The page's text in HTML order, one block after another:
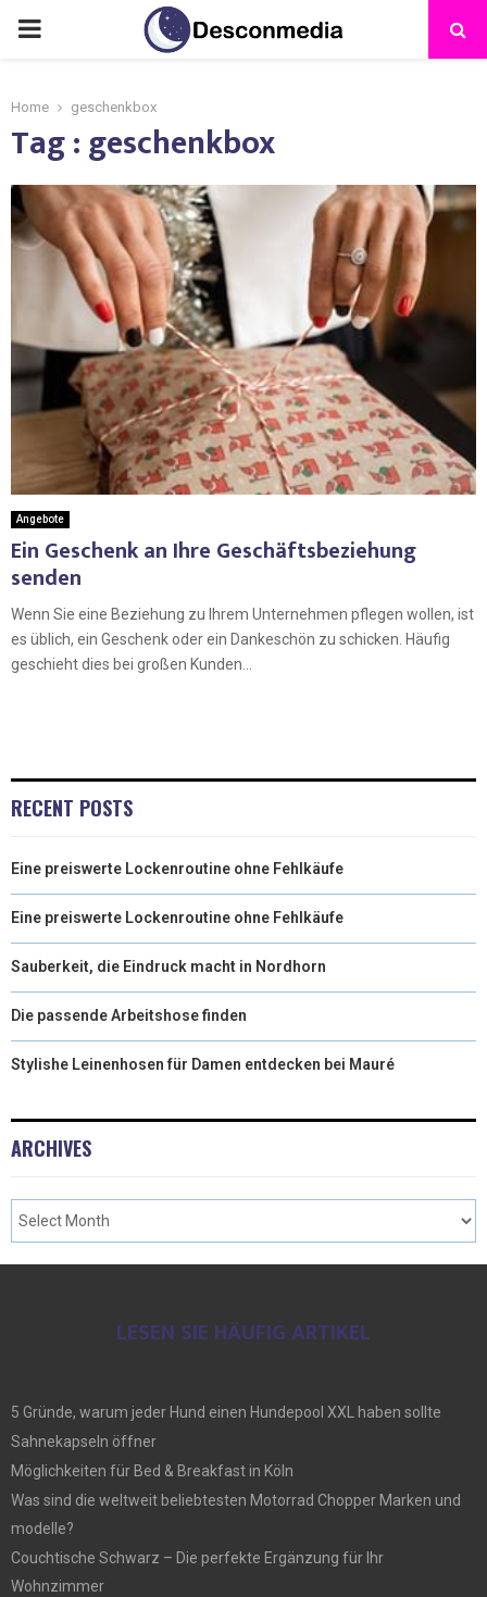
Home geschenkbox
Tag : geschenkbox
Angebote
Ein Geschenk an Ihre Geschäftsbeziehung
senden
Wenn Sie eine Beziehung zu Ihrem Unternehmen pflegen wollen, ist
es üblich, ein Geschenk oder ein Dankeschön zu schicken. Häufig
geschieht dies bei großen Kunden...
RECENT POSTS
Eine preiswerte Lockenroutine ohne Fehlkäufe
Eine preiswerte Lockenroutine ohne Fehlkäufe
Sauberkeit, die Eindruck macht in Nordhorn
Die passende Arbeitshose finden
Stylishe Leinenhosen für Damen entdecken bei Mauré
ARCHIVES
LESEN SIE HÄUFIG ARTIKEL
5 Gründe, warum jeder Hund einen Hundepool XXL haben sollte
Sahnekapseln öffner
Möglichkeiten für Bed & Breakfast in Köln
Was sind die weltweit beliebtesten Motorrad Chopper Marken und
modelle?
Couchtische Schwarz – Die perfekte Ergänzung für Ihr
Wohnzimmer